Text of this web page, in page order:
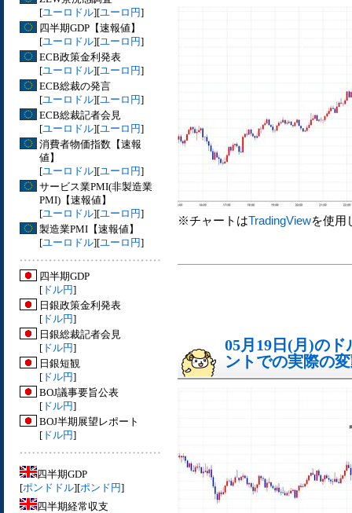
[ユーロドル][ユーロ円]
四半期GDP【速報値】
[ユーロドル][ユーロ円]
ECB政策金利発表
[ユーロドル][ユーロ円]
ECB総裁の発言
[ユーロドル][ユーロ円]
ECB総裁記者会見
[ユーロドル][ユーロ円]
消費者物価指数【速報
値】
[ユーロドル][ユーロ円]
サービス業PMI(非製造業
PMI)【速報値】
[ユーロドル][ユーロ円]
製造業PMI【速報値】
[ユーロドル][ユーロ円]
四半期GDP
[ ドル円]
日銀政策金利発表
[ ドル円]
日銀総裁記者会見
[ ドル円]
日銀短観
[ ドル円]
BOJ議事要旨公表
[ ドル円]
BOJ半期展望レポート
[ ドル円]
四半期GDP
[ポンドドル][ポンド円]
四半期経常収支
※チャートはTradingViewを使用
05月19日(月)の
ントでの実際の